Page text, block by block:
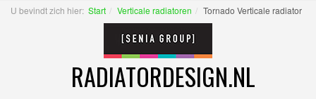
U bevindt zich hier: Start Verticale radiatoren Tornado Verticale radiator
RADIATORDESIGN.NL